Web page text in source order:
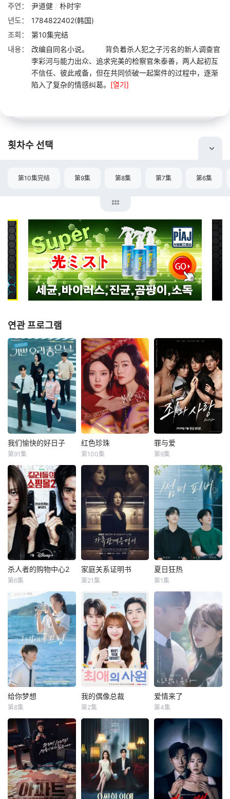
주연：
尹道健 / 朴时宇
년도：
1784822402(韩国)
조회：
第10集完结
내용：
改编自同名小说。 背负着杀人犯之子污名的新人调查官
李彩河与能力出众、追求完美的检察官朱泰善，两人起初互
不信任、彼此戒备，但在共同侦破一起案件的过程中，逐渐
陷入了复杂的情感纠葛。 [열기]
횟차수 선택
第10集完结 第9集 第8集 第7集 第6集
연관 프로그램
我们愉快的好日子
申正允
一場緊張刺激、生
死攸關的較量，在
世界上最完美的男
人和笨拙的女人之
間展開！這是一部
由不同世代的人共
同寫的浪漫家庭
劇，每個人都渴望
成為自己人生的主
角。
我们愉快的好日子
第91集
红色珍珠
李元宗
【SPOTV新闻 =
记者 姜孝珍】演员
朴真熙即将全面回
归荧屏。据SPOTV
新闻7日报道，朴
真熙将主演KBS新
日播剧《红珍
珠》。自1996年电
视剧《开始》以
来，朴真熙出演过
《我会让你更幸
福》、《孙子兵
法》、《我喜欢
你》、《KAIS
T》、《丝花萝
卜》、《顺爱回来
吧》、《金钱战
争》、《想结婚的
女人》、《巨
人》、《关许
钧》、《归来》以
及《李太宗芳元》
等。自2022年在电
视剧《太宗李芳
远》中饰演元庆国
的闵妃一角以来，
朴真熙一直活跃于
荧屏，曾客串出演
《醉酒都市女人
2》和《七人复
红色珍珠
第100集
罪与爱
金贤叙
警察、毒枭、卧底
特工和间谍——权
力体系的各个层面
都在崩溃瓦解。在
看似合法的警察等
级制度背后，隐藏
着一座被腐败、欲
望和隐秘权力游戏
所掌控的城市，人
的生命在这里只是
神秘的绑架案揭开
了一张深埋地下的
犯罪网络，解开了
错位的身份、系统
性的腐败和一段被
长期压制的过去。
爱情和性沦为控制
和交换的工具。而
真正的混乱早在十
年前就已开始。…
罪与爱
第9集
杀人者的购物中心2
赵汉善
购物中心即将重
新开张！ 郑进
湾（李栋旭 饰）和
郑智安（金慧峻
饰）叔侄档再度联
手，制作规模、动
作场面全部疯狂升
级。玄理、冈田将
生强势加盟，化身
空降雇佣兵组织“巴
要彻底剿灭叔侄二
人！前有宿敌贝
尔，后有“巴比伦”
步步进逼，两叔侄
会点样杀出一条血
路？一切未解之
谜，即将震撼揭
杀人者的购物中心2
第6集
家庭关系证明书
林志恩
本剧讲述的是从出
生瞬间开始就被打
上家庭崩溃烙印的
一个孩子和面对冷
酷的偏见和命运，
重新找回自己人生
的女性故事。
家庭关系证明书
第21集
夏日狂热
暂无简介
夏日狂热
第1集
给你梦想
该剧是一部浪漫喜
剧，讲述了连一个
梦想都无所畏惧的
十几岁，被现实挡
住而受挫的二十几
岁，像变成那样的
大人的三十几岁的
给你梦想
第8集
我的偶像总裁
该剧改编自网
络漫画《我的欧巴
是偶像》，是一部
浪漫喜剧。讲述进
入由前偶像兼CEO
李灿领导的公司工
我的偶像总裁
第2集
爱情来了
8日，Hani的经纪
公司Sublime向OS
EN透露：“Hani目
前正在考虑出演KB
S2周末剧《爱情来
了》的角色。”
《爱情来了》讲述
爱情来了
第4集